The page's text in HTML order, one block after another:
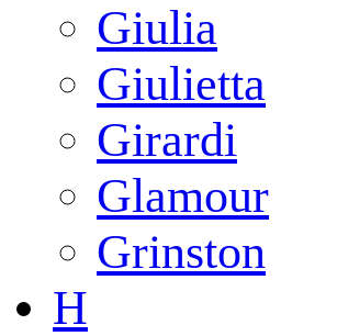
Giulia
Giulietta
Girardi
Glamour
Grinston
H